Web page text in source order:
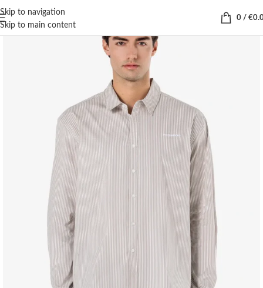
Skip to navigation
Skip to main content
0 / €